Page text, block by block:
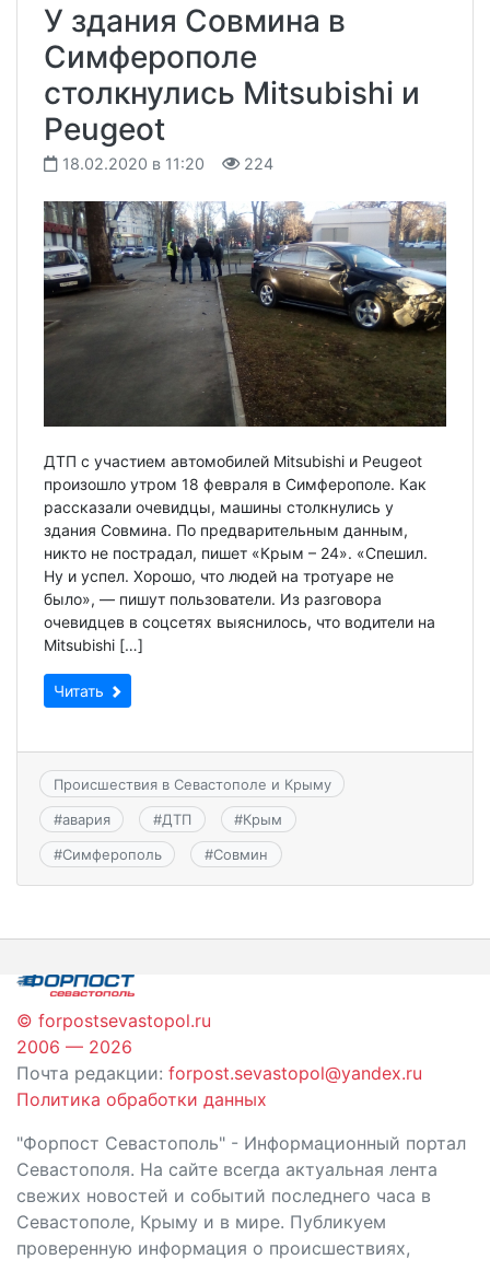
У здания Совмина в
Симферополе
столкнулись Mitsubishi и
Peugeot
18.02.2020 в 11:20 224
ДТП с участием автомобилей Mitsubishi и Peugeot
произошло утром 18 февраля в Симферополе. Как
рассказали очевидцы, машины столкнулись у
здания Совмина. По предварительным данным,
никто не пострадал, пишет «Крым – 24». «Спешил.
Ну и успел. Хорошо, что людей на тротуаре не
было», — пишут пользователи. Из разговора
очевидцев в соцсетях выяснилось, что водители на
Mitsubishi […]
Читать
Происшествия в Севастополе и Крыму
#авария #ДТП #Крым
#Симферополь #Совмин
© forpostsevastopol.ru
2006 — 2026
Почта редакции: forpost.sevastopol@yandex.ru
Политика обработки данных
"Форпост Севастополь" - Информационный портал
Севастополя. На сайте всегда актуальная лента
свежих новостей и событий последнего часа в
Севастополе, Крыму и в мире. Публикуем
проверенную информация о происшествиях,